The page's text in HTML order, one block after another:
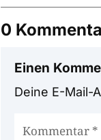
0
Einen
Deine E-Mail-